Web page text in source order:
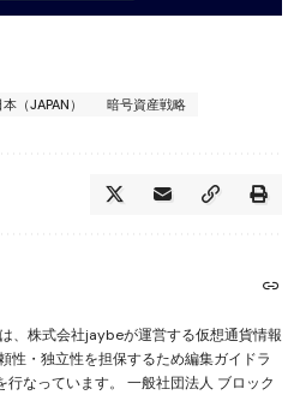
本（JAPAN） 暗号資産戦略
、株式会社jaybeが運営する仮想通貨情報
性・独立性を担保するため編集ガイドラ
なっています。 一般社団法人 ブロック